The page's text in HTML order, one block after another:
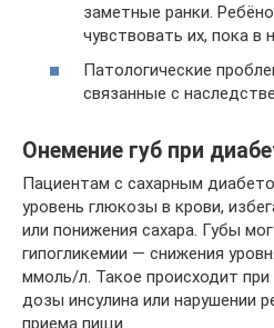
заметные ранки.
чувствовать их, пока в
Патологические
связанные с
Онемение губ при
Пациентам с сахарным
уровень глюкозы в крови,
или понижения сахара. Губы
гипогликемии — снижения
ммоль/л. Такое происходит
дозы инсулина или нарушении
приема пищи.